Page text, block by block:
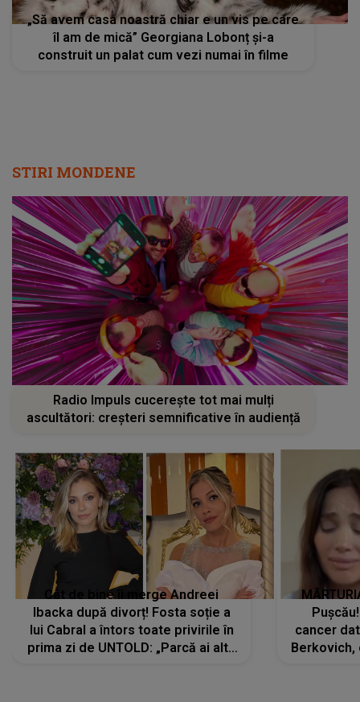
„Să avem casa noastră chiar e un vis pe care
îl am de mică” Georgiana Lobonț și-a
construit un palat cum vezi numai în filme
STIRI MONDENE
Radio Impuls cucerește tot mai mulți
ascultători: creșteri semnificative în audiență
Cât de bine îi merge Andreei
Ibacka după divorț! Fosta soție a
lui Cabral a întors toate privirile în
prima zi de UNTOLD: „Parcă ai altă
cancer